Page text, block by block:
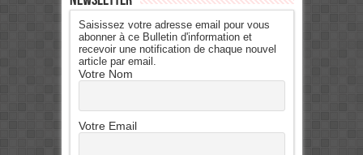
Saisissez votre adresse email pour vous
abonner à ce Bulletin d'information et
recevoir une notification de chaque nouvel
article par email.
Votre Nom
Votre Email